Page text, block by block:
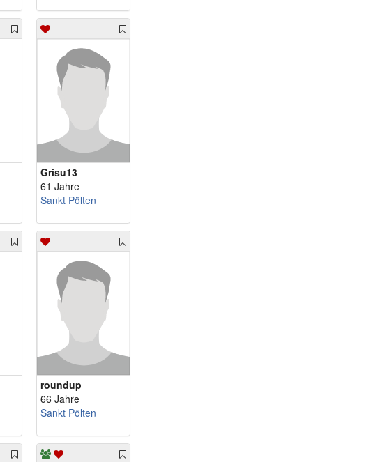
Grisu13
61 Jahre
Sankt Pölten
roundup
66 Jahre
Sankt Pölten